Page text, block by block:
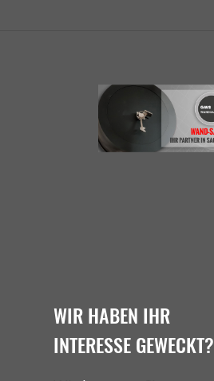
WIR HABEN IHR
INTERESSE GEWECKT?